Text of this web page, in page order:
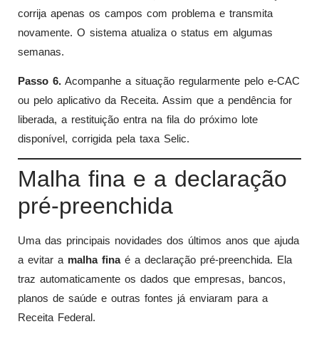
corrija apenas os campos com problema e transmita
novamente. O sistema atualiza o status em algumas
semanas.
Passo 6. Acompanhe a situação regularmente pelo e-CAC
ou pelo aplicativo da Receita. Assim que a pendência for
liberada, a restituição entra na fila do próximo lote
disponível, corrigida pela taxa Selic.
Malha fina e a declaração
pré-preenchida
Uma das principais novidades dos últimos anos que ajuda
a evitar a malha finaé a declaração pré-preenchida. Ela
traz automaticamente os dados que empresas, bancos,
planos de saúde e outras fontes já enviaram para a
Receita Federal.